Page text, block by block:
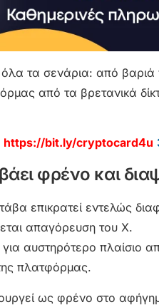
τα σενάρια: από βαριά
από τα βρετανικά
https://bit.ly/cryptocard4u
φρένο και
επικρατεί εντελώς
απαγόρευση του X.
αυστηρότερο πλαίσιο
πλατφόρμας.
ως φρένο στο